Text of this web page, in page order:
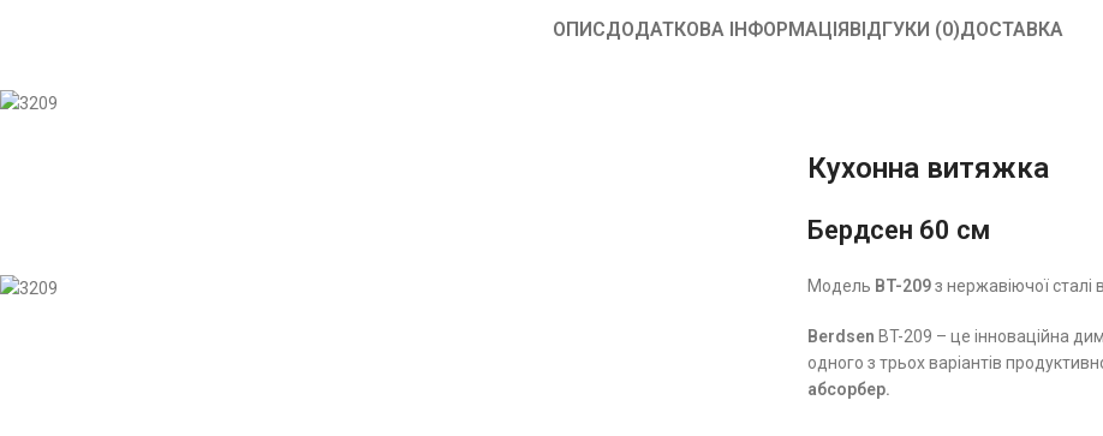
ОПИСДОДАТКОВА ІНФОРМАЦІЯВІДГУКИ (0)ДОСТАВКА
Кухонна витяжка
Бердсен 60 см
Модель BT-209з нержавіючої сталі
Berdsen BT-209 – це інноваційна
одного з трьох варіантів
абсорбер.